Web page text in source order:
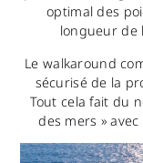
optimal des
longueur de
Le walkaround
sécurisé de la
Tout cela fait du
des mers »